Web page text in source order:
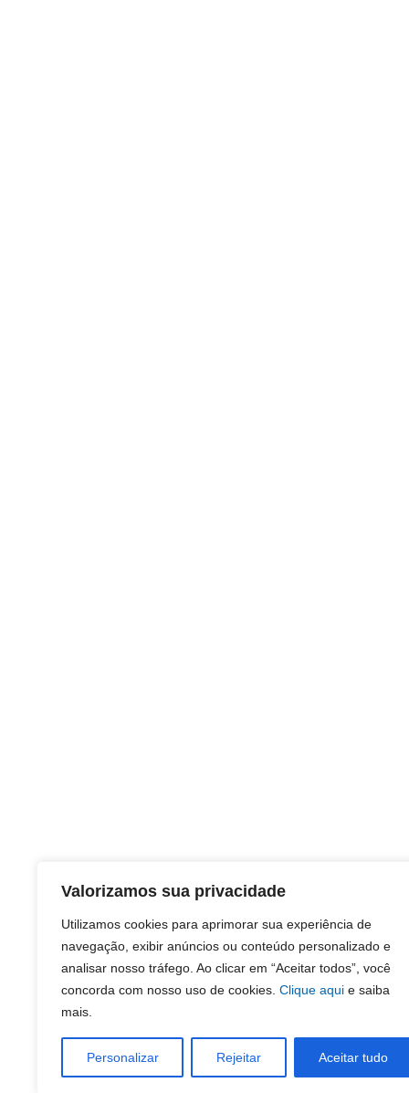
Valorizamos sua privacidade
Utilizamos cookies para aprimorar sua experiência de
navegação, exibir anúncios ou conteúdo personalizado e
analisar nosso tráfego. Ao clicar em “Aceitar todos”, você
concorda com nosso uso de cookies. Clique aqui e saiba
mais.
Personalizar Rejeitar Aceitar tudo